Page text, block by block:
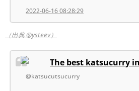
2022-06-16 08:28:29
（出典 @ysteev）
The best katsucurry
@katsucutsucurry